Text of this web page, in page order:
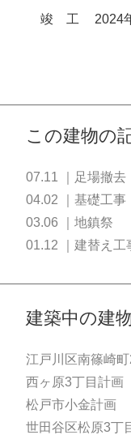
竣 工 2024
この建物の
07.11 ｜足場撤去
04.02 ｜基礎工事
03.06 ｜地鎮祭
01.12 ｜建替え工
建築中の建
江戸川区南篠崎
西ヶ原3丁目計画
松戸市小金計画
世田谷区松原3丁